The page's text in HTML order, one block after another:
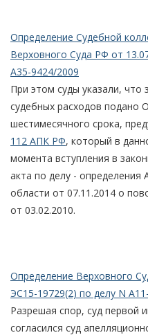
Определение Судебной
Верховного Суда РФ от
А35-9424/2009
При этом суды указали, что
судебных расходов подано
шестимесячного срока,
112 АПК РФ, который в
момента вступления в
акта по делу - определения
области от 07.11.2014 о
от 03.02.2010.
Определение Верховного
ЭС15-19729(2) по делу N
Разрешая спор, суд первой
согласился суд